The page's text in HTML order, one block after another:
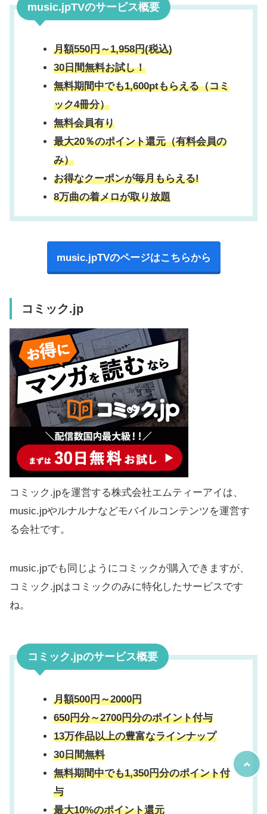
music.jpTVのサービス概要
月額550円～1,958円(税込)
30日間無料お試し！
無料期間中でも1,600ptもらえる（コミ
ック4冊分）
無料会員有り
最大20％のポイント還元（有料会員の
み）
お得なクーポンが毎月もらえる!
8万曲の着メロが取り放題
music.jpTVのページはこちらから
コミック.jp
コミック.jpを運営する株式会社エムティーアイは、
music.jpやルナルナなどモバイルコンテンツを運営す
る会社です。
music.jpでも同じようにコミックが購入できますが、
コミック.jpはコミックのみに特化したサービスです
ね。
コミック.jpのサービス概要
月額500円～2000円
650円分～2700円分のポイント付与
13万作品以上の豊富なラインナップ
30日間無料
無料期間中でも1,350円分のポイント付
与
最大10%のポイント還元